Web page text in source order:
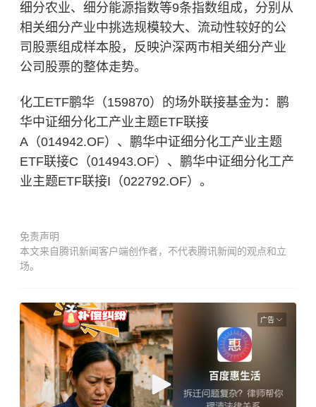
细分农业、细分能源指数等9条指数组成，分别从
相关细分产业中挑选规模较大、流动性较好的公
司股票组成样本股，反映沪深两市相关细分产业
公司股票的整体走势。
化工ETF鹏华（159870）的场外联接基金为：鹏
华中证细分化工产业主题ETF联接
A（014942.OF）、鹏华中证细分化工产业主题
ETF联接C（014943.OF）、鹏华中证细分化工产
业主题ETF联接I（022792.OF）。
免责声明
本文来自腾讯新闻客户端创作者，不代表腾讯新闻的观点和立
场。
广告